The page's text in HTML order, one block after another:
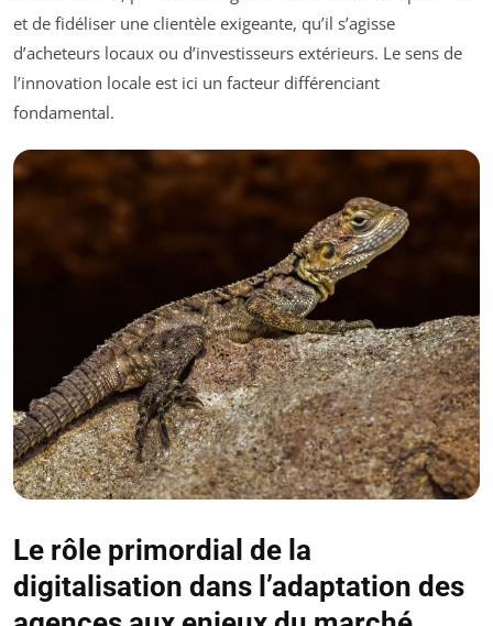
et de fidéliser une clientèle exigeante, qu’il s’agisse
d’acheteurs locaux ou d’investisseurs extérieurs. Le sens de
l’innovation locale est ici un facteur différenciant
fondamental.
Le rôle primordial de la
digitalisation dans l’adaptation des